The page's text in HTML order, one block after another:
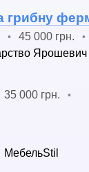
грибну
• 45 000 грн. •
Ярошевич
35 000 грн. •
МебельStil